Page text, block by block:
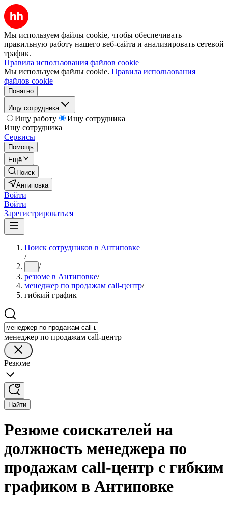
Мы используем файлы cookie, чтобы обеспечивать
правильную работу нашего веб-сайта и анализировать сетевой
трафик.
Правила использования файлов cookie
Мы используем файлы cookie. Правила использования
файлов cookie
Понятно
Ищу сотрудника
Ищу работу
Ищу сотрудника
Ищу сотрудника
Сервисы
Помощь
Ещё
Поиск
Антиповка
Войти
Войти
Зарегистрироваться
Поиск сотрудников в Антиповке
/
... /
резюме в Антиповке/
менеджер по продажам call-центр/
гибкий график
менеджер по продажам call-центр
Резюме
Найти
Резюме соискателей на
должность менеджера по
продажам call-центр с гибким
графиком в Антиповке